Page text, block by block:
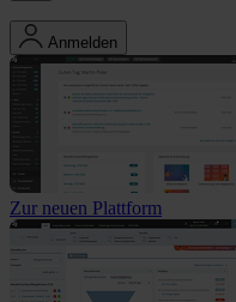
Anmelden
Zur neuen Plattform